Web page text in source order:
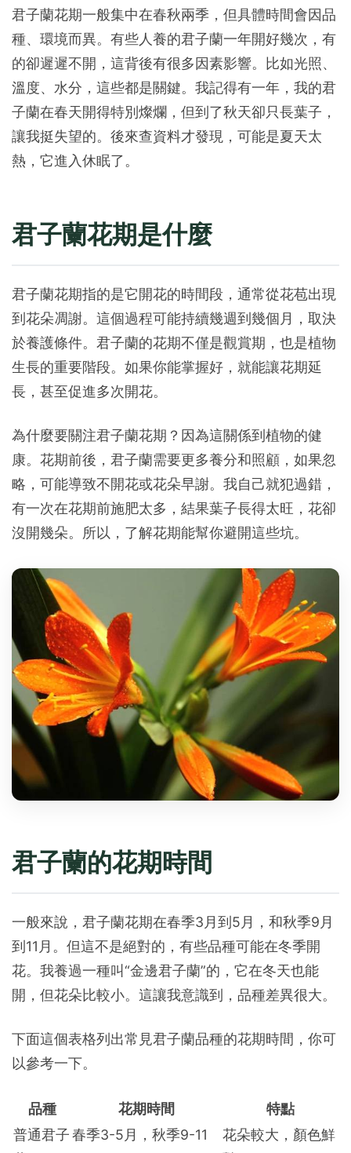
君子蘭花期一般集中在春秋兩季，但具體時間會因品
種、環境而異。有些人養的君子蘭一年開好幾次，有
的卻遲遲不開，這背後有很多因素影響。比如光照、
溫度、水分，這些都是關鍵。我記得有一年，我的君
子蘭在春天開得特別燦爛，但到了秋天卻只長葉子，
讓我挺失望的。後來查資料才發現，可能是夏天太
熱，它進入休眠了。
君子蘭花期是什麼
君子蘭花期指的是它開花的時間段，通常從花苞出現
到花朵凋謝。這個過程可能持續幾週到幾個月，取決
於養護條件。君子蘭的花期不僅是觀賞期，也是植物
生長的重要階段。如果你能掌握好，就能讓花期延
長，甚至促進多次開花。
為什麼要關注君子蘭花期？因為這關係到植物的健
康。花期前後，君子蘭需要更多養分和照顧，如果忽
略，可能導致不開花或花朵早謝。我自己就犯過錯，
有一次在花期前施肥太多，結果葉子長得太旺，花卻
沒開幾朵。所以，了解花期能幫你避開這些坑。
君子蘭的花期時間
一般來說，君子蘭花期在春季3月到5月，和秋季9月
到11月。但這不是絕對的，有些品種可能在冬季開
花。我養過一種叫“金邊君子蘭”的，它在冬天也能
開，但花朵比較小。這讓我意識到，品種差異很大。
下面這個表格列出常見君子蘭品種的花期時間，你可
以參考一下。
品種 花期時間
特點
普通君子春季3-5月，秋季9-11
花朵較大，顏色鮮